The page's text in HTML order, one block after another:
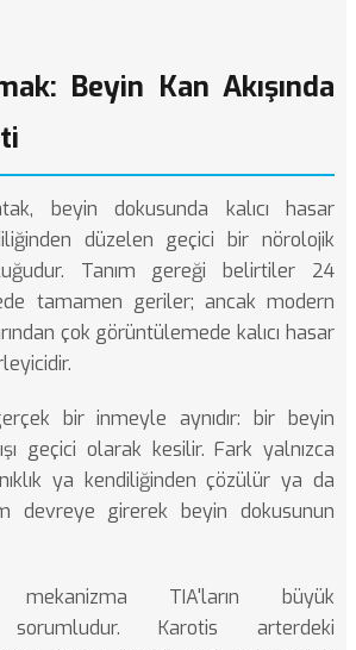
Beyin Kan Akışında
beyin dokusunda kalıcı hasar
düzelen geçici bir nörolojik
Tanım gereği belirtiler 24
tamamen geriler; ancak modern
çok görüntülemede kalıcı hasar
bir inmeyle aynıdır: bir beyin
geçici olarak kesilir. Fark yalnızca
ya kendiliğinden çözülür ya da
devreye girerek beyin dokusunun
mekanizma TIA'ların büyük
sorumludur. Karotis arterdeki